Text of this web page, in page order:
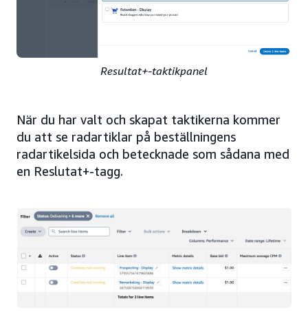
Resultat+-taktikpanel
När du har valt och skapat taktikerna kommer
du att se radartiklar på beställningens
radartikelsida och betecknade som sådana med
en Reslutat+-tagg.